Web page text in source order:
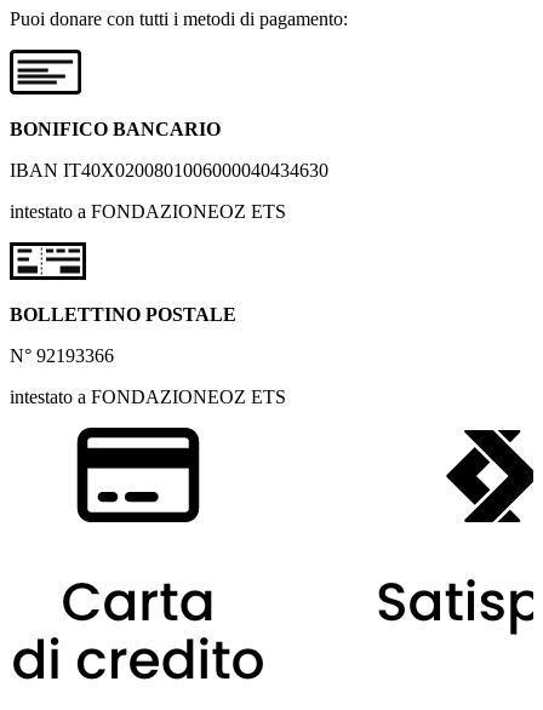
Puoi donare con tutti i metodi di pagamento:
BONIFICO BANCARIO
IBAN IT40X0200801006000040434630
intestato a FONDAZIONEOZ ETS
BOLLETTINO POSTALE
N° 92193366
intestato a FONDAZIONEOZ ETS